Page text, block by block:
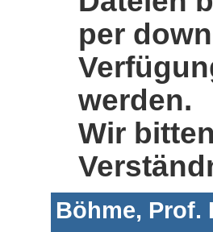
per
werden.
Wir
Böhme, Prof.